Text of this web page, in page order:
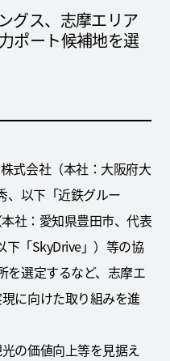
グス、志摩エリア
ポート候補地を選
式会社（本社：大阪府大
、以下「近鉄グルー
社：愛知県豊田市、代表
下「SkyDrive」）等の協
を選定するなど、志摩エ
に向けた取り組みを進
の価値向上等を見据え